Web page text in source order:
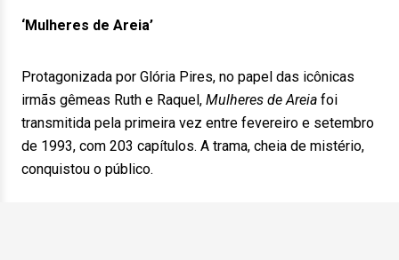
‘Mulheres de Areia’
Protagonizada por Glória Pires, no papel das icônicas
irmãs gêmeas Ruth e Raquel, Mulheres de Areia foi
transmitida pela primeira vez entre fevereiro e setembro
de 1993, com 203 capítulos. A trama, cheia de mistério,
conquistou o público.